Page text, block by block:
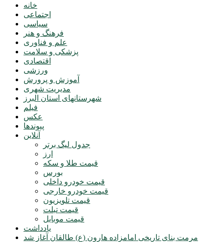
خانه
اجتماعی
سیاسی
فرهنگ و هنر
علم و فناوری
پزشکی و سلامت
اقتصادی
ورزشی
آموزش و پرورش
مدیریت شهری
شهرستانهای استان البرز
فیلم
عکس
پیوندها
آنلاین
جدول لیگ برتر
ارز
قیمت طلا و سکه
بورس
قیمت خودرو داخلی
قیمت خودرو خارجی
قیمت تلویزیون
قیمت تبلت
قیمت موبایل
یادداشت
مرمت بنای تاریخی امامزاده هارون (ع) طالقان آغاز شد